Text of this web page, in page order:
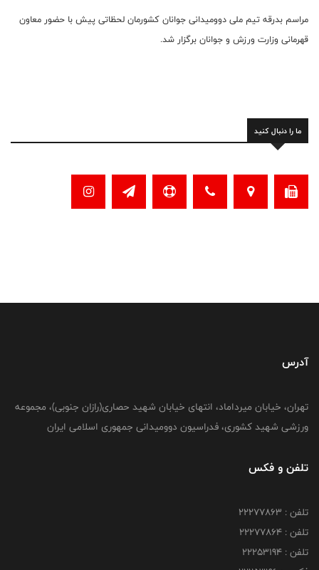
مراسم بدرقه تیم ملی دوومیدانی جوانان کشورمان لحظاتی پیش با حضور معاون
قهرمانی وزارت ورزش و جوانان برگزار شد.
ما را دنبال کنید
آدرس
تهران، خیابان میرداماد، انتهای خیابان شهید حصاری(رازان جنوبی)، مجموعه
ورزشی شهید کشوری، فدراسیون دوومیدانی جمهوری اسلامی ایران
تلفن و فکس
تلفن : 22277863
تلفن : 22277864
تلفن : 22253194